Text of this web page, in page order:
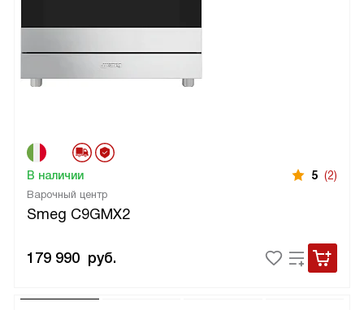
Варочный центр
Smeg C9GMX2
В наличии 5 (2)
179 990 руб.